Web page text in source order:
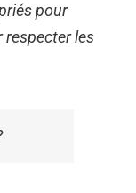
pour
respecter les